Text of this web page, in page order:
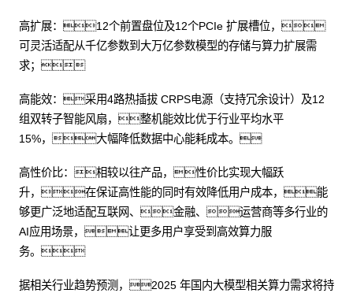
高扩展：12个前置盘位及12个PCIe 扩展槽位，
可灵活适配从千亿参数到大万亿参数模型的存储与算力扩展需
求；
高能效：采用4路热插拔 CRPS电源（支持冗余设计）及12
组双转子智能风扇，整机能效比优于行业平均水平
15%，大幅降低数据中心能耗成本。
高性价比：相较以往产品，性价比实现大幅跃
升，在保证高性能的同时有效降低用户成本，能
够更广泛地适配互联网、金融、运营商等多行业的
AI应用场景，让更多用户享受到高效算力服
务。
据相关行业趋势预测，2025 年国内大模型相关算力需求将持